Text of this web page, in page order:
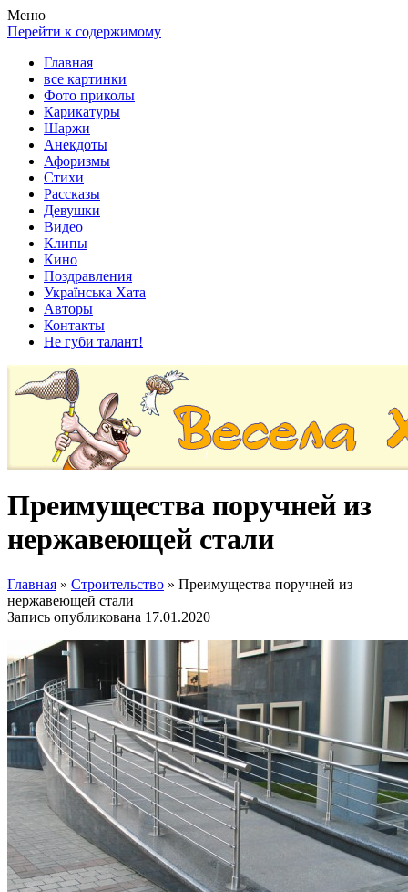
Весела хата — прикольные картинки, смешные истории,
клипы!
Покажем всем ваши фото приколы, карикатуры, шаржи, стихи,
рассказы, видео и песни!
Меню
Перейти к содержимому
Главная
все картинки
Фото приколы
Карикатуры
Шаржи
Анекдоты
Афоризмы
Стихи
Рассказы
Девушки
Видео
Клипы
Кино
Поздравления
Українська Хата
Авторы
Контакты
Не губи талант!
Преимущества поручней из
нержавеющей стали
Главная » Строительство » Преимущества поручней из
нержавеющей стали
Запись опубликована 17.01.2020